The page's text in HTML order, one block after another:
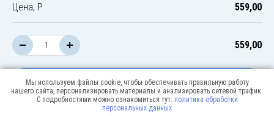
Цена, Р 559,00
559,00
В корзину
Мы используем файлы cookie, чтобы обеспечивать правильную работу
нашего сайта, персонализировать материалы и анализировать сетевой трафик.
С подробностями можно ознакомиться тут: политика обработки
персональных данных